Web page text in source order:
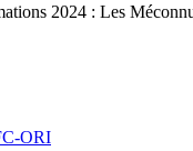
2024 : Les
ORI